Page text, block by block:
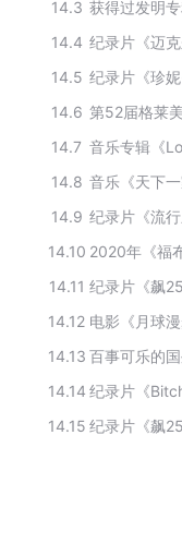
14.3
14.4
14.5
14.6
14.7
14.8
14.9
14.10
14.11
14.12
14.13
14.14
14.15